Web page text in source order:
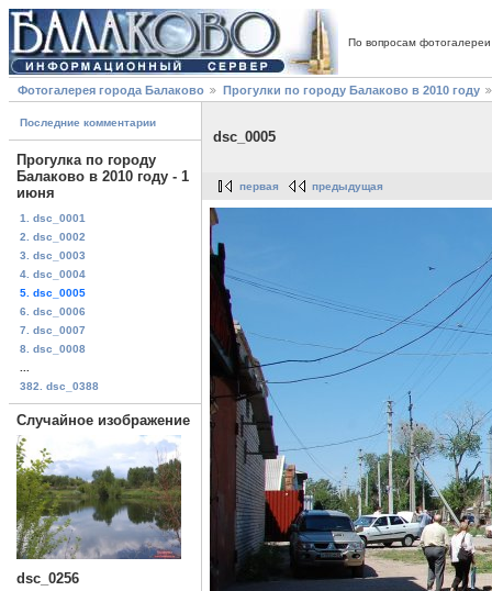
По вопросам
Фотогалерея города Балаково Прогулки по городу Балаково в 2010 году
Последние комментарии
Прогулка по городу
Балаково в 2010 году - 1
июня
1. dsc_0001
2. dsc_0002
3. dsc_0003
4. dsc_0004
5. dsc_0005
6. dsc_0006
7. dsc_0007
8. dsc_0008
382. dsc_0388
Случайное изображение
dsc_0256
dsc_0005
первая предыдущая